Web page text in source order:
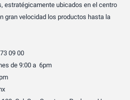
estratégicamente ubicados en el centro
gran velocidad los productos hasta la
09 00
de 9:00 a 6pm